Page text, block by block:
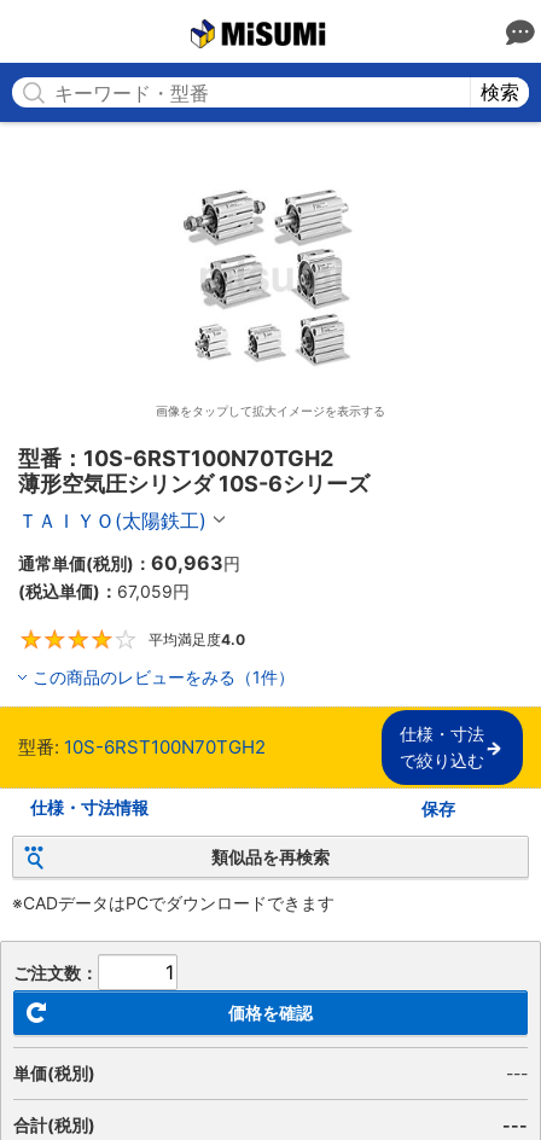
検索
画像をタップして拡大イメージを表示する
型番：10S-6RST100N70TGH2
薄形空気圧シリンダ 10S-6シリーズ
ＴＡＩＹＯ(太陽鉄工)
通常単価(税別)： 60,963円
(税込単価)： 67,059円
平均満足度4.0
この商品のレビューをみる（1件）
型番: 10S-6RST100N70TGH2
仕様・寸法
で絞り込む
仕様・寸法情報 保存
類似品を再検索
※CADデータはPCでダウンロードできます
ご注文数：
価格を確認
単価(税別) ---
合計(税別)
---